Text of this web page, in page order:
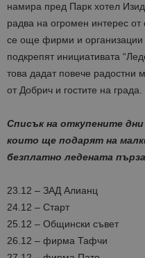
намира пред Парк хотел
радва на огромен интерес
се още фирми и
подкрепят инициативата
това дадат повече радостни
от Добрич и гостите на града.
Списък на откупените
които ще подарят на
безплатно ледената
23.12 – ЗАД Алианц
24.12 – Старт
25.12 – Общински съвет
26.12 – фирма Тафчи